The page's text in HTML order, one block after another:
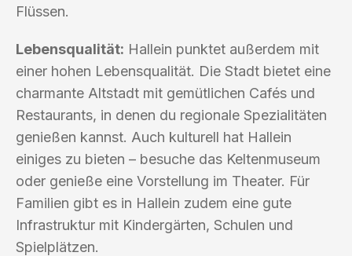
Flüssen.
Lebensqualität: Hallein punktet außerdem mit
einer hohen Lebensqualität. Die Stadt bietet eine
charmante Altstadt mit gemütlichen Cafés und
Restaurants, in denen du regionale Spezialitäten
genießen kannst. Auch kulturell hat Hallein
einiges zu bieten – besuche das Keltenmuseum
oder genieße eine Vorstellung im Theater. Für
Familien gibt es in Hallein zudem eine gute
Infrastruktur mit Kindergärten, Schulen und
Spielplätzen.